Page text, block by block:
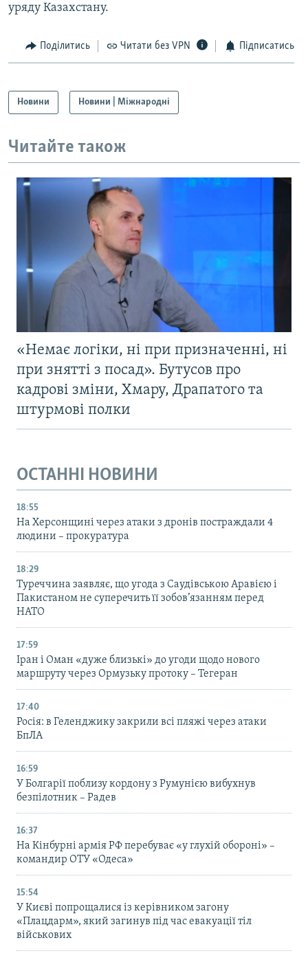
Усі сайти RFE/RL
уряду Казахстану.
Поділитись Читати без VPN Підписатись
Новини Новини | Міжнародні
Читайте також
«Немає логіки, ні при призначенні, ні
при знятті з посад». Бутусов про
кадрові зміни, Хмару, Драпатого та
штурмові полки
ОСТАННІ НОВИНИ
18:55
На Херсонщині через атаки з дронів постраждали 4
людини – прокуратура
18:29
Туреччина заявляє, що угода з Саудівською Аравією і
Пакистаном не суперечить її зобов’язанням перед
НАТО
17:59
Іран і Оман «дуже близькі» до угоди щодо нового
маршруту через Ормузьку протоку – Тегеран
17:40
Росія: в Геленджику закрили всі пляжі через атаки
БпЛА
16:59
У Болгарії поблизу кордону з Румунією вибухнув
безпілотник – Радев
16:37
На Кінбурні армія РФ перебуває «у глухій обороні» –
командир ОТУ «Одеса»
15:54
У Києві попрощалися із керівником загону
«Плацдарм», який загинув під час евакуації тіл
військових